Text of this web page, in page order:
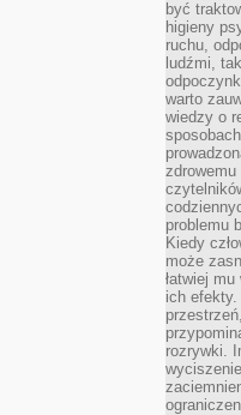
być
higieny
ruchu,
ludźmi,
warto
wiedzy o
problemu
Kiedy
może
łatwiej
ich efekty.
rozrywki.